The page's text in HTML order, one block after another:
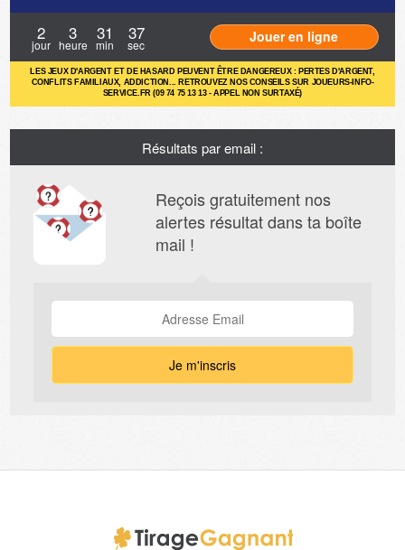
2 3 31 36
jour heure min sec Jouer en ligne
LES JEUX D'ARGENT ET DE HASARD PEUVENT ÊTRE DANGEREUX : PERTES D'ARGENT,
CONFLITS FAMILIAUX, ADDICTION... RETROUVEZ NOS CONSEILS SUR JOUEURS-INFO-
SERVICE.FR (09 74 75 13 13 - APPEL NON SURTAXÉ)
Résultats par email :
Reçois gratuitement nos
alertes résultat dans ta boîte
mail !